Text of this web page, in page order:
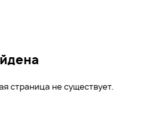
страница не существует.